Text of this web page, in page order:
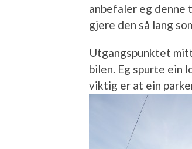
anbefaler eg denne
gjere den så lang
Utgangspunktet
bilen. Eg spurte ein
viktig er at ein